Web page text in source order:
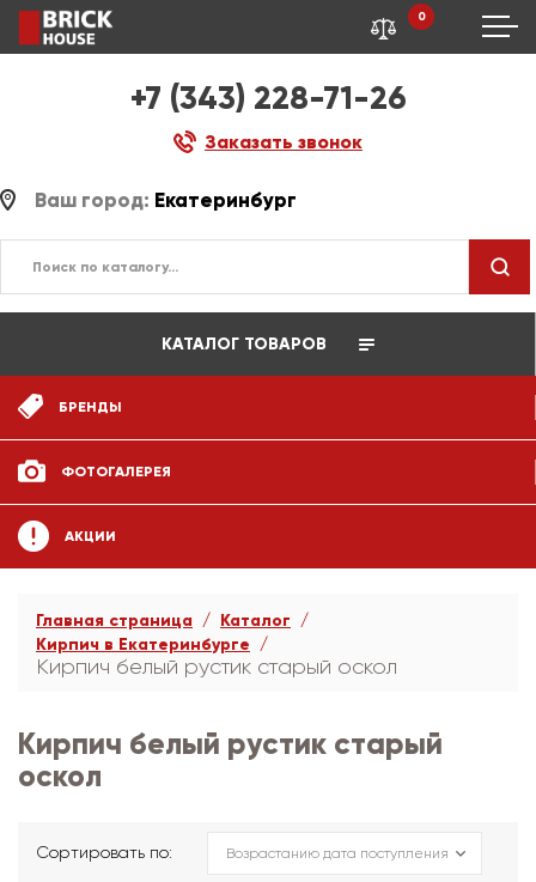
+7 (343) 228-71-26
Заказать звонок
0
Ваш город: Екатеринбург
КАТАЛОГ ТОВАРОВ
БРЕНДЫ
ФОТОГАЛЕРЕЯ
АКЦИИ
Главная страница
Каталог
Кирпич в Екатеринбурге
Кирпич белый рустик старый оскол
Кирпич белый рустик старый
оскол
Сортировать по: